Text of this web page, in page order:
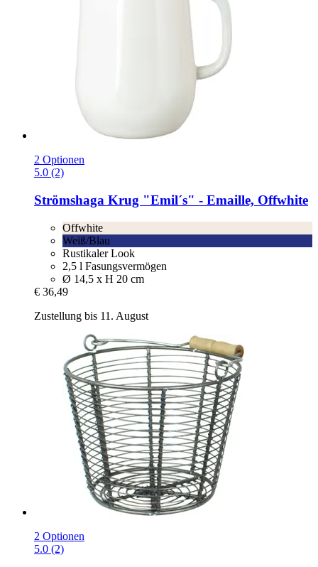
2 Optionen
5.0 (2)
Strömshaga Krug "Emil´s" -​ Emaille, Offwhite
Offwhite
Weiß/Blau
Rustikaler Look
2,5 l Fasungsvermögen
Ø 14,5 x H 20 cm
€ 36,49
Zustellung bis 11. August
2 Optionen
5.0 (2)